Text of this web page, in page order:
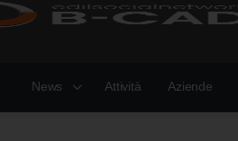
News Attività Aziende